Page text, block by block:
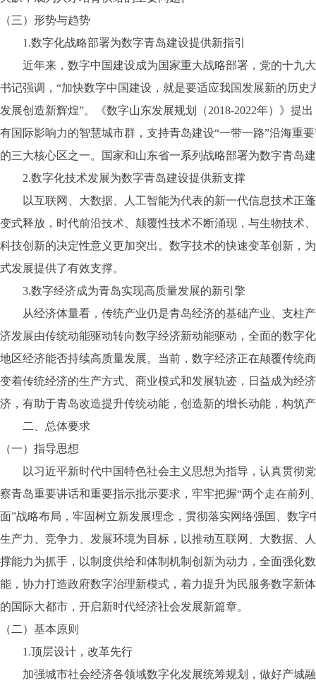
（三）形势与趋势
1.数字化战略部署为数字青岛建设提供新指引
近年来，数字中国建设成为国家重大战略部署，党的十九大
书记强调，“加快数字中国建设，就是要适应我国发展新的历
发展创造新辉煌”。《数字山东发展规划（2018-2022年）》提
有国际影响力的智慧城市群，支持青岛建设“一带一路”沿海重
的三大核心区之一。国家和山东省一系列战略部署为数字青岛
2.数字化技术发展为数字青岛建设提供新支撑
以互联网、大数据、人工智能为代表的新一代信息技术正蓬
变式释放，时代前沿技术、颠覆性技术不断涌现，与生物技术
科技创新的决定性意义更加突出。数字技术的快速变革创新，
式发展提供了有效支撑。
3.数字经济成为青岛实现高质量发展的新引擎
从经济体量看，传统产业仍是青岛经济的基础产业、支柱产
济发展由传统动能驱动转向数字经济新动能驱动，全面的数字
地区经济能否持续高质量发展。当前，数字经济正在颠覆传统
变着传统经济的生产方式、商业模式和发展轨迹，日益成为经
济，有助于青岛改造提升传统动能，创造新的增长动能，构筑
二、总体要求
（一）指导思想
以习近平新时代中国特色社会主义思想为指导，认真贯彻党
察青岛重要讲话和重要指示批示要求，牢牢把握“两个走在前
面”战略布局，牢固树立新发展理念，贯彻落实网络强国、数
生产力、竞争力、发展环境为目标，以推动互联网、大数据、
撑能力为抓手，以制度供给和体制机制创新为动力，全面强化
能，协力打造政府数字治理新模式，着力提升为民服务数字新
的国际大都市，开启新时代经济社会发展新篇章。
（二）基本原则
1.顶层设计，改革先行
加强城市社会经济各领域数字化发展统筹规划，做好产城融